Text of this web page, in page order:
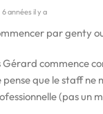
6 années il y a
par genty
Gérard commence
pense que le staff
(pas un